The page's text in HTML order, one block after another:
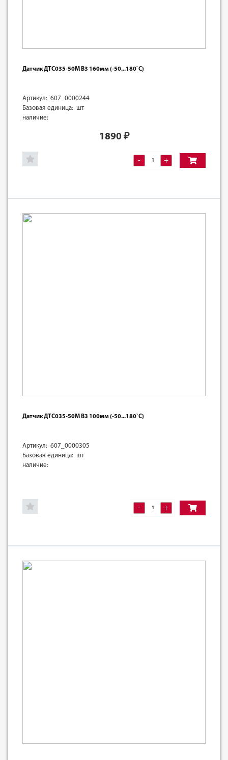
Датчик ДТС035-50М В3 160мм (-50...180`С)
Артикул: 607_0000244
Базовая единица: шт
наличие:
1890₽
- +
Датчик ДТС035-50М В3 100мм (-50...180`С)
Артикул: 607_0000305
Базовая единица: шт
наличие:
- +